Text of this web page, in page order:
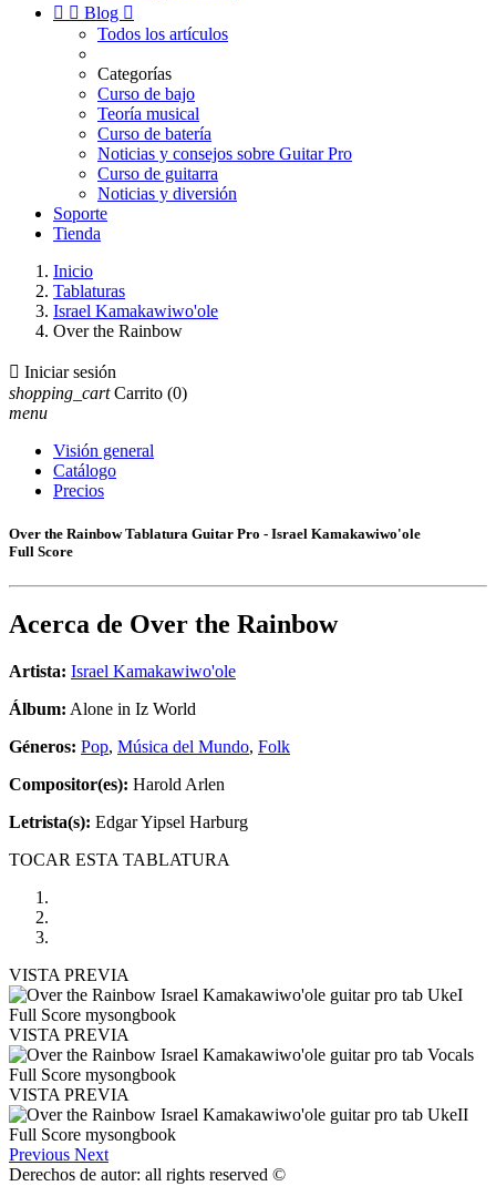
  Blog 
Todos los artículos
Categorías
Curso de bajo
Teoría musical
Curso de batería
Noticias y consejos sobre Guitar Pro
Curso de guitarra
Noticias y diversión
Soporte
Tienda
Inicio
Tablaturas
Israel Kamakawiwo'ole
Over the Rainbow
 Iniciar sesión
shopping_cart Carrito (0)
menu
Visión general
Catálogo
Precios
Over the Rainbow Tablatura Guitar Pro - Israel Kamakawiwo'ole
Full Score
Acerca de Over the Rainbow
Artista: Israel Kamakawiwo'ole
Álbum: Alone in Iz World
Géneros: Pop, Música del Mundo, Folk
Compositor(es): Harold Arlen
Letrista(s): Edgar Yipsel Harburg
TOCAR ESTA TABLATURA
VISTA PREVIA
VISTA PREVIA
VISTA PREVIA
Previous Next
Derechos de autor: all rights reserved ©